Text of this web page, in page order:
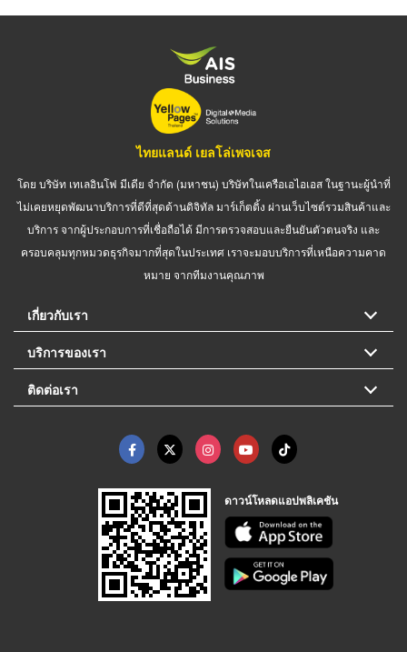
ไทยแลนด์ เยลโล่เพจเจส
โดย บริษัท เทเลอินโฟ มีเดีย จำกัด (มหาชน) บริษัทในเครือเอไอเอส ในฐานะผู้นำที่
ไม่เคยหยุดพัฒนาบริการที่ดีที่สุดด้านดิจิทัล มาร์เก็ตติ้ง ผ่านเว็บไซต์รวมสินค้าและ
บริการ จากผู้ประกอบการที่เชื่อถือได้ มีการตรวจสอบและยืนยันตัวตนจริง และ
ครอบคลุมทุกหมวดธุรกิจมากที่สุดในประเทศ เราจะมอบบริการที่เหนือความคาด
หมาย จากทีมงานคุณภาพ
เกี่ยวกับเรา
บริการของเรา
ติดต่อเรา
ดาวน์โหลดแอปพลิเคชัน